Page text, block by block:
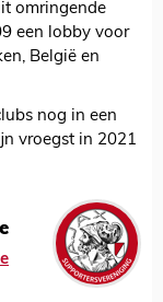
omringende
een lobby voor
België en
nog in een
vroegst in 2021